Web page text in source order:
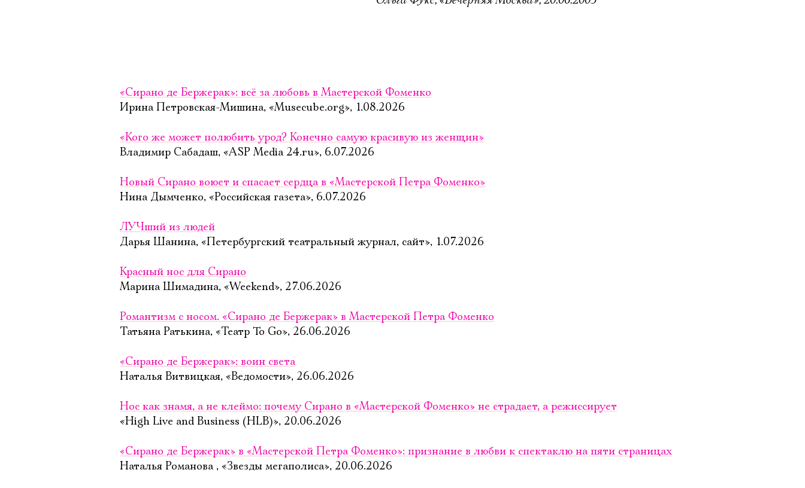
«Сирано де Бержерак»: всё за любовь в Мастерской Фоменко
Ирина Петровская-Мишина, «Musecube.org», 1.08.2026
«Кого же может полюбить урод? Конечно самую красивую из женщин»
Владимир Сабадаш, «ASP Media 24.ru», 6.07.2026
Новый Сирано воюет и спасает сердца в «Мастерской Петра Фоменко»
Нина Дымченко, «Российская газета», 6.07.2026
ЛУЧший из людей
Дарья Шанина, «Петербургский театральный журнал, сайт», 1.07.2026
Красный нос для Сирано
Марина Шимадина, «Weekend», 27.06.2026
Романтизм с носом. «Сирано де Бержерак» в Мастерской Петра Фоменко
Татьяна Ратькина, «Театр To Go», 26.06.2026
«Сирано де Бержерак»: воин света
Наталья Витвицкая, «Ведомости», 26.06.2026
Нос как знамя, а не клеймо: почему Сирано в «Мастерской Фоменко» не страдает, а режиссирует
«High Live and Business (HLB)», 20.06.2026
«Сирано де Бержерак» в «Мастерской Петра Фоменко»: признание в любви к спектаклю на пяти страницах
Наталья Романова , «Звезды мегаполиса», 20.06.2026